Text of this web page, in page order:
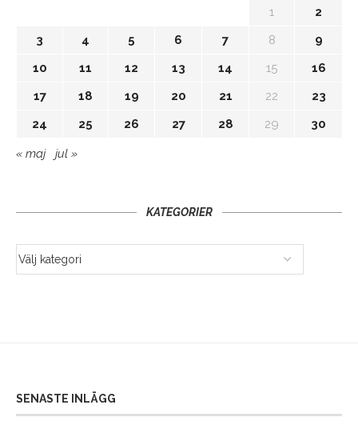
1
2
3
4 5 6 7 8
9
10
11 12 13 14 15
16
17
18 19 20 21 22
23
24
25 26 27 28 29 30
« maj jul »
KATEGORIER
SENASTE INLÄGG